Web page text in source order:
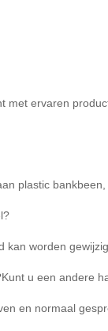
met ervaren
plastic
kan worden
u een andere
en normaal